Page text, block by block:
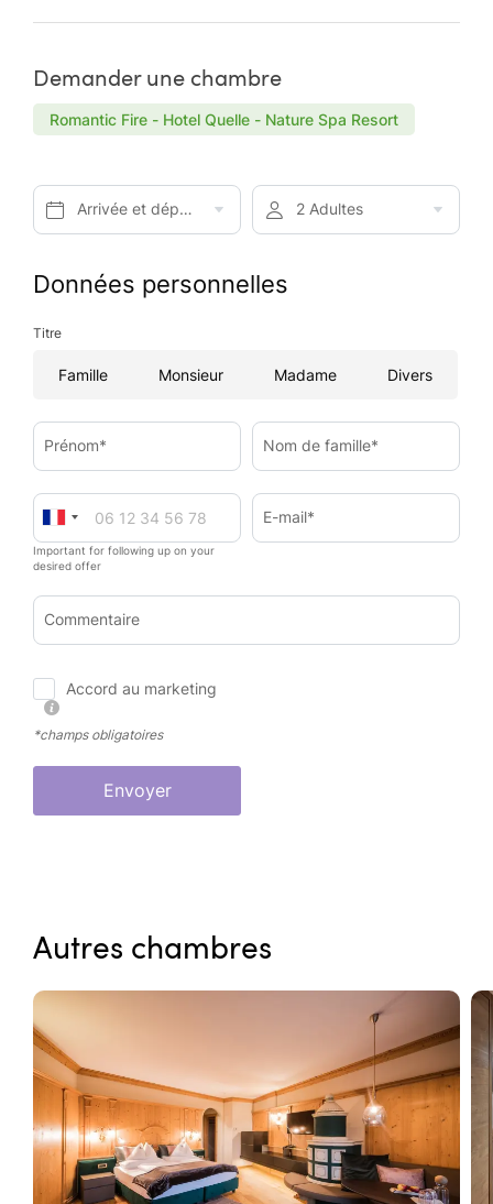
Demander une chambre
Romantic Fire - Hotel Quelle - Nature Spa Resort
Arrivée et départ* 2 Adultes
Données personnelles
Titre
Famille Monsieur Madame Divers
Prénom* Nom de famille*
Important for following up on your
desired offer
E-mail*
Commentaire
Accord au marketing
*champs obligatoires
Envoyer
Autres chambres